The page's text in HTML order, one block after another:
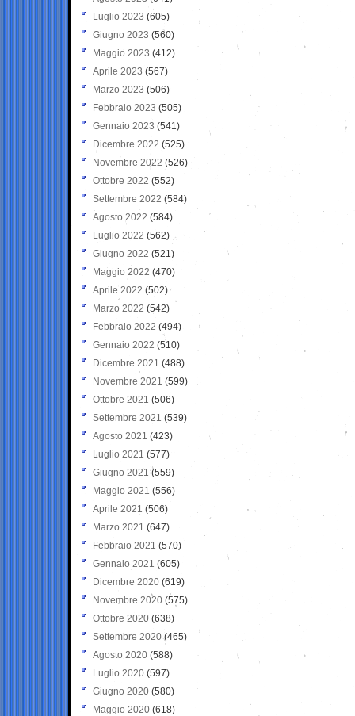
Luglio 2023 (605)
Giugno 2023 (560)
Maggio 2023 (412)
Aprile 2023 (567)
Marzo 2023 (506)
Febbraio 2023 (505)
Gennaio 2023 (541)
Dicembre 2022 (525)
Novembre 2022 (526)
Ottobre 2022 (552)
Settembre 2022 (584)
Agosto 2022 (584)
Luglio 2022 (562)
Giugno 2022 (521)
Maggio 2022 (470)
Aprile 2022 (502)
Marzo 2022 (542)
Febbraio 2022 (494)
Gennaio 2022 (510)
Dicembre 2021 (488)
Novembre 2021 (599)
Ottobre 2021 (506)
Settembre 2021 (539)
Agosto 2021 (423)
Luglio 2021 (577)
Giugno 2021(559)
Maggio 2021 (556)
Aprile 2021 (506)
Marzo 2021 (647)
Febbraio 2021 (570)
Gennaio 2021 (605)
Dicembre 2020 (619)
Novembre 2020 (575)
Ottobre 2020 (638)
Settembre 2020(465)
Agosto 2020 (588)
Luglio 2020 (597)
Giugno 2020 (580)
Maggio 2020 (618)